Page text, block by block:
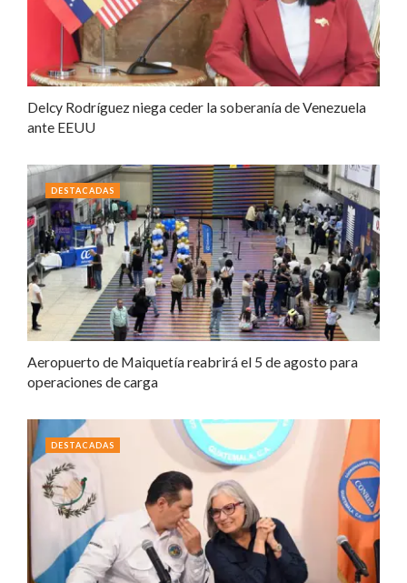
Delcy Rodríguez niega ceder la soberanía de Venezuela
ante EEUU
Aeropuerto de Maiquetía reabrirá el 5 de agosto para
operaciones de carga
DESTACADAS
DESTACADAS